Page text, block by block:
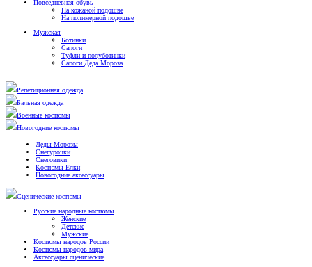
Повседневная обувь
На кожаной подошве
На полимерной подошве
Мужская
Ботинки
Сапоги
Туфли и полуботинки
Сапоги Деда Мороза
Репетиционная одежда
Бальная одежда
Военные костюмы
Новогодние костюмы
Деды Морозы
Снегурочки
Снеговики
Костюмы Елки
Новогодние аксессуары
Сценические костюмы
Русские народные костюмы
Женские
Детские
Мужские
Костюмы народов России
Костюмы народов мира
Аксессуары сценические